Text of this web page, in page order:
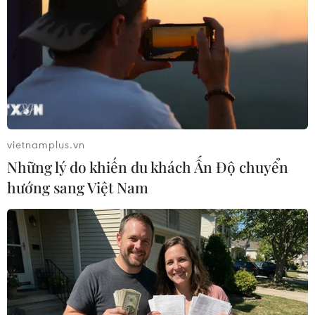
Theo kết quả bỏ phiếu, 5 ủy viên không thường trực mới
gồm Pakistan, Somalia, Panama, Đan Mạch và Hy
Lạp sẽ bắt đầu nhiệm kỳ 2 năm từ ngày 1/1/2025.
vietnamplus.vn
Những lý do khiến du khách Ấn Độ chuyển
hướng sang Việt Nam